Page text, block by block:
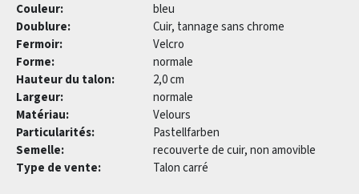
Couleur:
bleu
Doublure:
Cuir, tannage sans chrome
Fermoir:
Velcro
Forme:
normale
Hauteur du talon:
2,0 cm
Largeur:
normale
Matériau:
Velours
Particularités:
Pastellfarben
Semelle:
recouverte de cuir, non amovible
Type de vente:
Talon carré